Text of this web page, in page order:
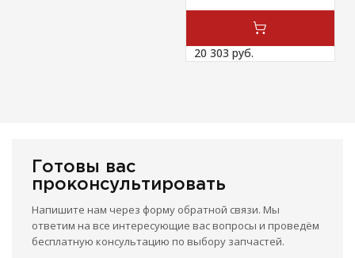
20 303 руб.
Готовы вас
проконсультировать
Напишите нам через форму обратной связи. Мы
ответим на все интересующие вас вопросы и проведём
бесплатную консультацию по выбору запчастей.